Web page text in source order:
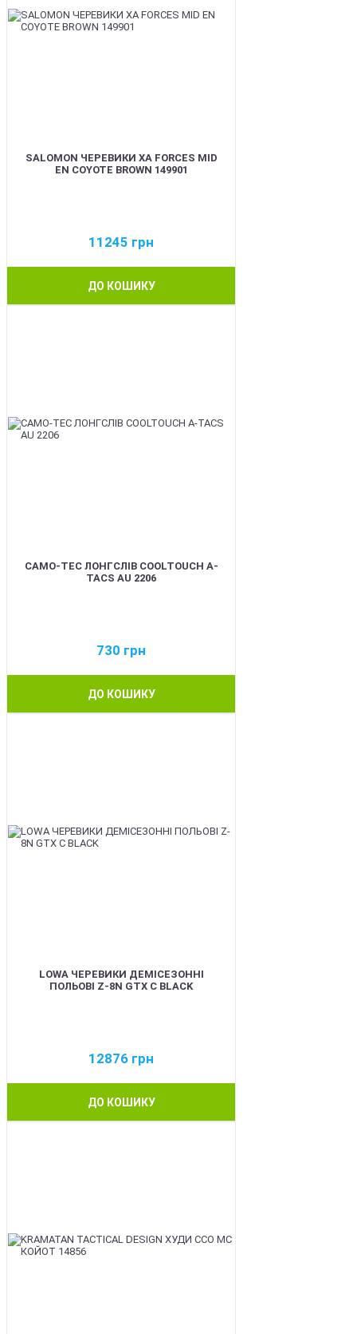
SALOMON ЧЕРЕВИКИ XA FORCES MID
EN COYOTE BROWN 149901
11245 грн
ДО КОШИКУ
CAMO-TEC ЛОНГСЛІВ COOLTOUCH A-
TACS AU 2206
730 грн
ДО КОШИКУ
LOWA ЧЕРЕВИКИ ДЕМІСЕЗОННІ
ПОЛЬОВІ Z-8N GTX C BLACK
12876 грн
ДО КОШИКУ